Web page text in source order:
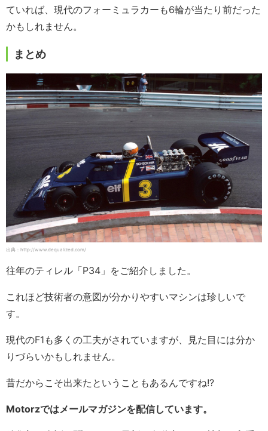
ていれば、現代のフォーミュラカーも6輪が当たり前だった
かもしれません。
まとめ
出典：http://www.dequalized.com/
往年のティレル「P34」をご紹介しました。
これほど技術者の意図が分かりやすいマシンは珍しいで
す。
現代のF1も多くの工夫がされていますが、見た目には分か
りづらいかもしれません。
昔だからこそ出来たということもあるんですね!?
Motorzではメールマガジンを配信しています。